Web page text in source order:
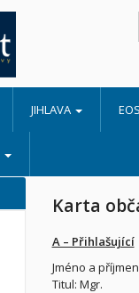
JIHLAVA
Karta
A – Přihlašující
Jméno a
Titul: Mgr.